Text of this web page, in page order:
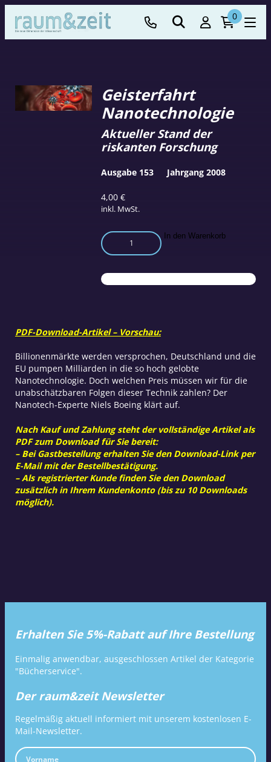
0
Geisterfahrt
Nanotechnologie
4,00€
inkl. MwSt.
Aktueller Stand der
riskanten Forschung
Geisterfahrt
Nanotechnologie
In den Warenkorb
Ausgabe 153 Jahrgang 2008
PDF-Download-Artikel – Vorschau:
Billionenmärkte werden versprochen, Deutschland und die
EU pumpen Milliarden in die so hoch gelobte
Nanotechnologie. Doch welchen Preis müssen wir für die
unabschätzbaren Folgen dieser Technik zahlen? Der
Nanotech-Experte Niels Boeing klärt auf.
Nach Kauf und Zahlung steht der vollständige Artikel als
PDF zum Download für Sie bereit:
– Bei Gastbestellung erhalten Sie den Download-Link per
E-Mail mit der Bestellbestätigung.
– Als registrierter Kunde finden Sie den Download
zusätzlich in Ihrem Kundenkonto (bis zu 10 Downloads
möglich).
Erhalten Sie 5%-Rabatt auf Ihre Bestellung
Einmalig anwendbar, ausgeschlossen Artikel der Kategorie
"Bücherservice".
Der raum&zeit Newsletter
Regelmäßig aktuell informiert mit unserem kostenlosen E-
Mail-Newsletter.